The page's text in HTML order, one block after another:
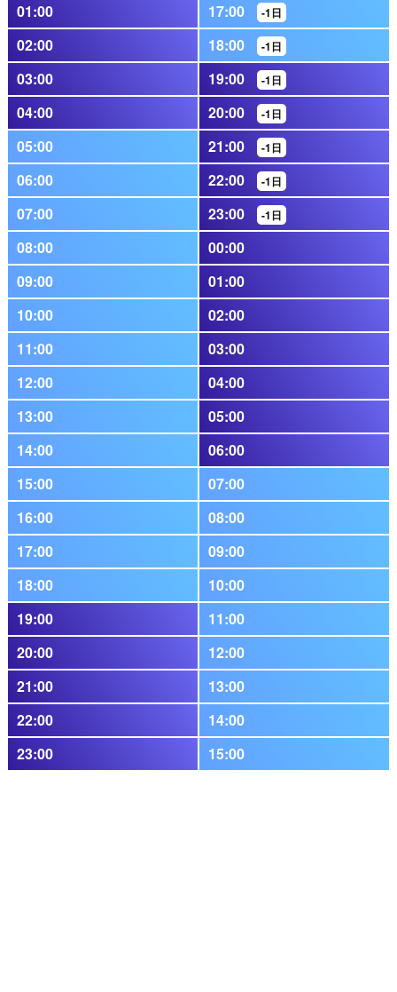
01:00 17:00 -1日
02:00 18:00 -1日
03:00 19:00 -1日
04:00 20:00 -1日
05:00 21:00 -1日
06:00 22:00 -1日
07:00 23:00 -1日
08:00
00:00
09:00
01:00
10:00
02:00
11:00
03:00
12:00
04:00
13:00
05:00
14:00
06:00
15:00
07:00
16:00
08:00
17:00
09:00
18:00
10:00
19:00
11:00
20:00
12:00
21:00
13:00
22:00
14:00
23:00
15:00